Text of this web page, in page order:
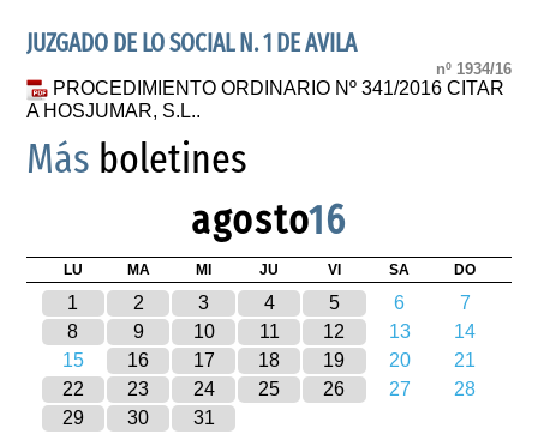
JUZGADO DE LO SOCIAL N. 1 DE AVILA
nº 1934/16
PROCEDIMIENTO ORDINARIO Nº 341/2016 CITAR
A HOSJUMAR, S.L..
Más boletines
agosto16
LU MA MI JU VI SA DO
1 2 3 4 5 6
7
8
9 10 11 12 13
14
15
16 17 18 19 20
21
22
23 24 25 26 27
28
29
30 31